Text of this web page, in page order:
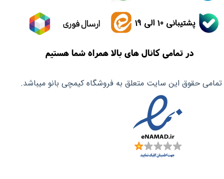
تمامی حقوق این سایت متعلق به فروشگاه کیمچی بانو میباشد.
ارسال فوری پشتیبانی 10 الی 19
در تمامی کانال های بالا همراه شما هستیم